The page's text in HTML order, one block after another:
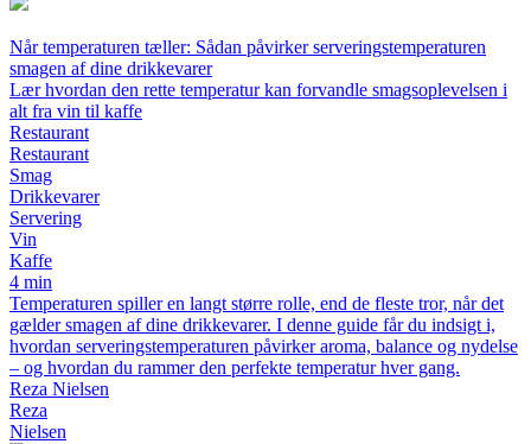
Når temperaturen tæller: Sådan påvirker serveringstemperaturen
smagen af dine drikkevarer
Lær hvordan den rette temperatur kan forvandle smagsoplevelsen i
alt fra vin til kaffe
Restaurant
Restaurant
Smag
Drikkevarer
Servering
Vin
Kaffe
4 min
Temperaturen spiller en langt større rolle, end de fleste tror, når det
gælder smagen af dine drikkevarer. I denne guide får du indsigt i,
hvordan serveringstemperaturen påvirker aroma, balance og nydelse
– og hvordan du rammer den perfekte temperatur hver gang.
Reza Nielsen
Reza
Nielsen